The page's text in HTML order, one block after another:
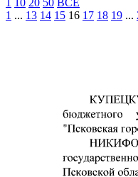
1 10 20 50 ВСЕ
1 ... 13 14 15 16 17 18 19 ...